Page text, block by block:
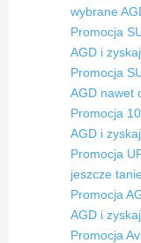
wybrane
Promocja
AGD i
Promocja
AGD nawet
Promocja
AGD i
Promocja
jeszcze
Promocja
AGD i
Promocja